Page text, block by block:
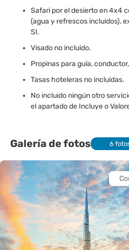
Safari por el desierto en 4x4
(agua y refrescos incluidos),
SI.
Visado no incluido.
Propinas para guía,
Tasas hoteleras no incluidas.
No incluido ningún otro
el apartado de Incluye o
Galería de fotos 6